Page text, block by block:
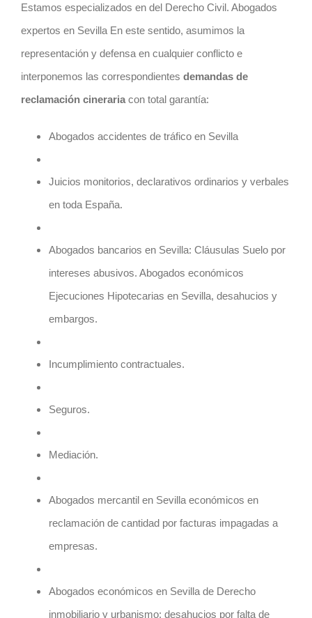
Estamos especializados en del Derecho Civil. Abogados
expertos en Sevilla En este sentido, asumimos la
representación y defensa en cualquier conflicto e
interponemos las correspondientes demandas de
reclamación cinerariacon total garantía:
Abogados accidentes de tráfico en Sevilla
Juicios monitorios, declarativos ordinarios y verbales
en toda España.
Abogados bancarios en Sevilla: Cláusulas Suelo por
intereses abusivos. Abogados económicos
Ejecuciones Hipotecarias en Sevilla, desahucios y
embargos.
Incumplimiento contractuales.
Seguros.
Mediación.
Abogados mercantil en Sevillaeconómicos en
reclamación de cantidad por facturas impagadas a
empresas.
Abogados económicos en Sevilla de Derecho
inmobiliario y urbanismo: desahucios por falta de